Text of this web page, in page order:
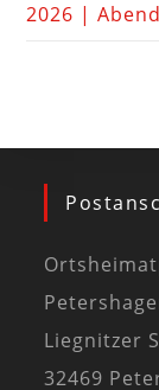
2026 |
Liegnitzer
32469